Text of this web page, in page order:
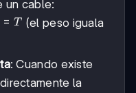
un cable:
= T (el peso iguala
: Cuando existe
la